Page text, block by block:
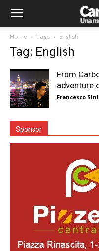
Home Tags English
Tag: English
From
adventure
Francesco Sini
Sponsor